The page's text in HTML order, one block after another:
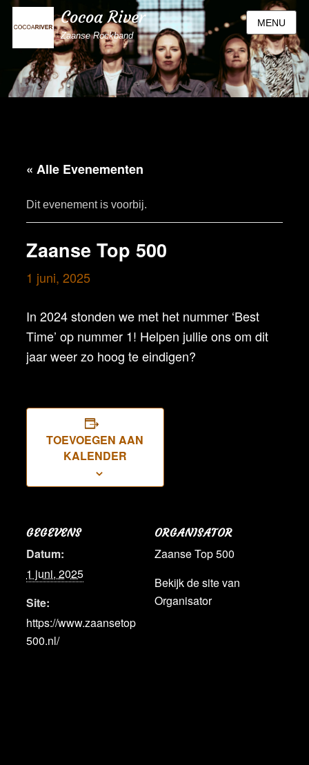
Cocoa River
Zaanse Rockband
MENU
« Alle Evenementen
Dit evenement is voorbij.
Zaanse Top 500
1 juni, 2025
In 2024 stonden we met het nummer ‘Best
Time’ op nummer 1! Helpen jullie ons om dit
jaar weer zo hoog te eindigen?
TOEVOEGEN AAN
KALENDER
GEGEVENS
Datum:
1 juni, 2025
Site:
https://www.zaansetop
500.nl/
ORGANISATOR
Zaanse Top 500
Bekijk de site van
Organisator